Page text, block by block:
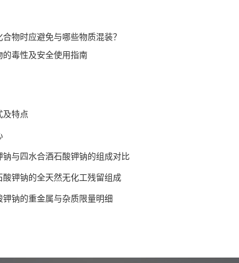
物时应避免与哪些物质混装？
毒性及安全使用指南
及特点
与四水合酒石酸钾钠的组成对比
钾钠的全天然无化工残留组成
钠的重金属与杂质限量明细